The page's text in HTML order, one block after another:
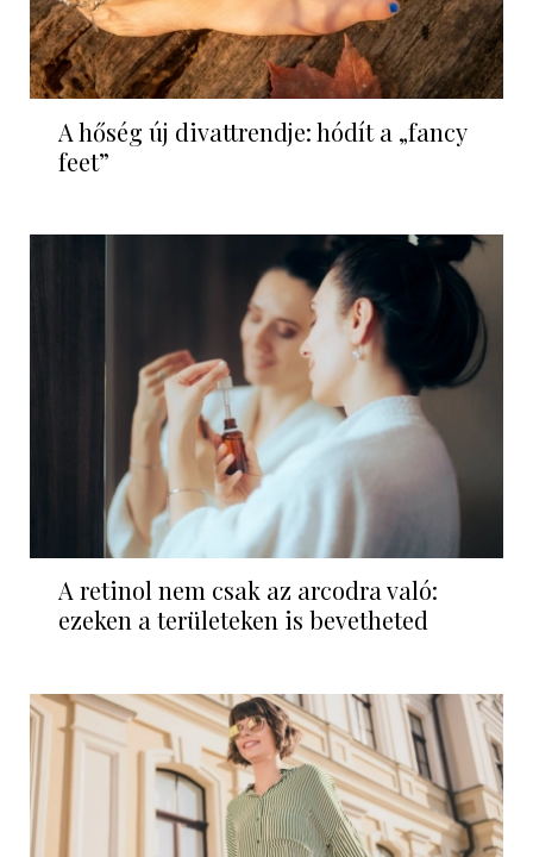
A hőség új divattrendje: hódít a „fancy
feet”
A retinol nem csak az arcodra való:
ezeken a területeken is bevetheted